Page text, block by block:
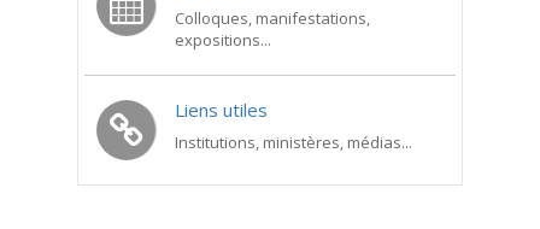
Colloques, manifestations,
expositions...
Liens utiles
Institutions, ministères, médias...